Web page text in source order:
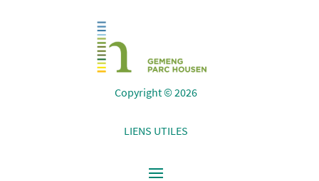
Copyright © 2026
LIENS UTILES